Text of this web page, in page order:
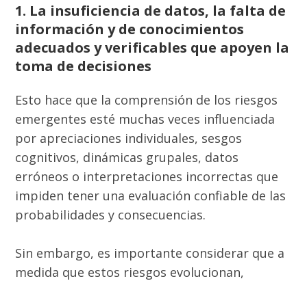
1. La insuficiencia de datos, la falta de
información y de conocimientos
adecuados y verificables que apoyen la
toma de decisiones
Esto hace que la comprensión de los riesgos
emergentes esté muchas veces influenciada
por apreciaciones individuales, sesgos
cognitivos, dinámicas grupales, datos
erróneos o interpretaciones incorrectas que
impiden tener una evaluación confiable de las
probabilidades y consecuencias.
Sin embargo, es importante considerar que a
medida que estos riesgos evolucionan,